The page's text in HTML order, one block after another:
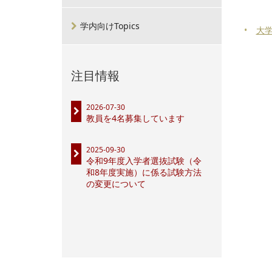
大
学内向けTopics
注目情報
2026-07-30
教員を4名募集しています
2025-09-30
令和9年度入学者選抜試験（令
和8年度実施）に係る試験方法
の変更について